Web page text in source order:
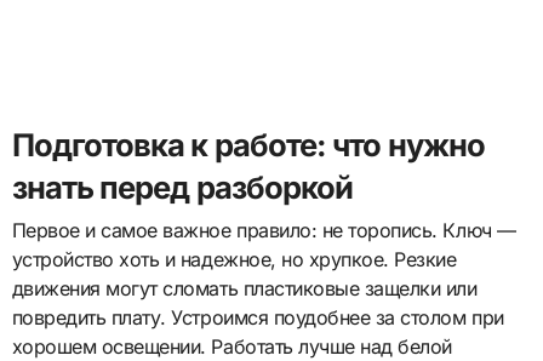
Подготовка к работе: что нужно
знать перед разборкой
Первое и самое важное правило: не торопись. Ключ —
устройство хоть и надежное, но хрупкое. Резкие
движения могут сломать пластиковые защелки или
повредить плату. Устроимся поудобнее за столом при
хорошем освещении. Работать лучше над белой